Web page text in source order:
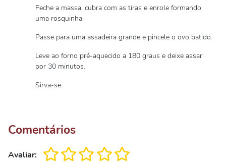
Feche a massa, cubra com as tiras e enrole formando
uma rosquinha.
Passe para uma assadeira grande e pincele o ovo batido.
Leve ao forno pré-aquecido a 180 graus e deixe assar
por 30 minutos.
Sirva-se.
Comentários
Avaliar: